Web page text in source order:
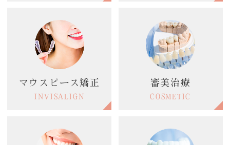
マウスピース矯正
INVISALIGN
審美治療
COSMETIC